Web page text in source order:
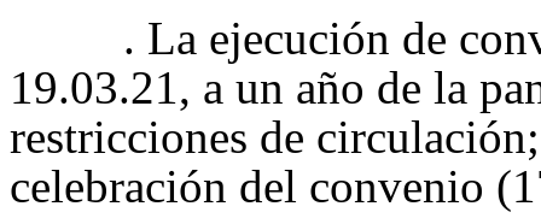
. La ejecución de
19.03.21, a un año de la
restricciones de
celebración del convenio